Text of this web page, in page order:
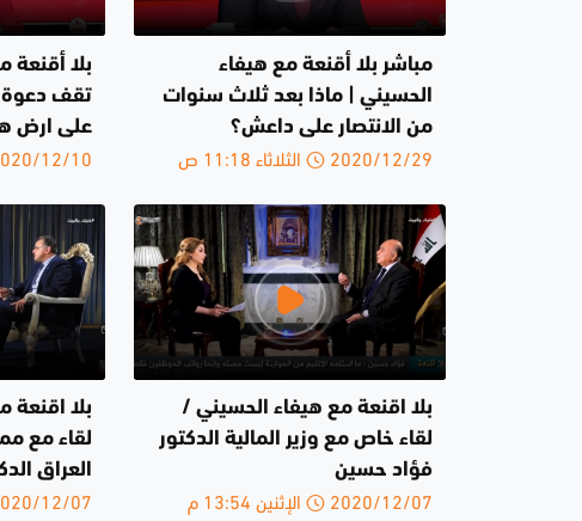
مباشر بلا أقنعة مع هيفاء
الحسيني | ماذا بعد ثلاث سنوات
من الانتصار على داعش؟
2020/12/29 الثلاثاء 11:18 ص
بلا
تقف دعوة
على ارض
2020/12/10 الخميس
بلا اقنعة مع هيفاء الحسيني /
لقاء خاص مع وزير المالية الدكتور
فؤاد حسين
2020/12/07 الإثنين 13:54 م
بلا اقنعة
لقاء مع
العراق
2020/12/07 الإثنين